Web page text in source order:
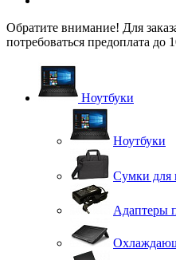
Обратите внимание! Для
потребоваться предоплата до
Ноутбуки
Ноутбуки
Сумки для
Адаптеры